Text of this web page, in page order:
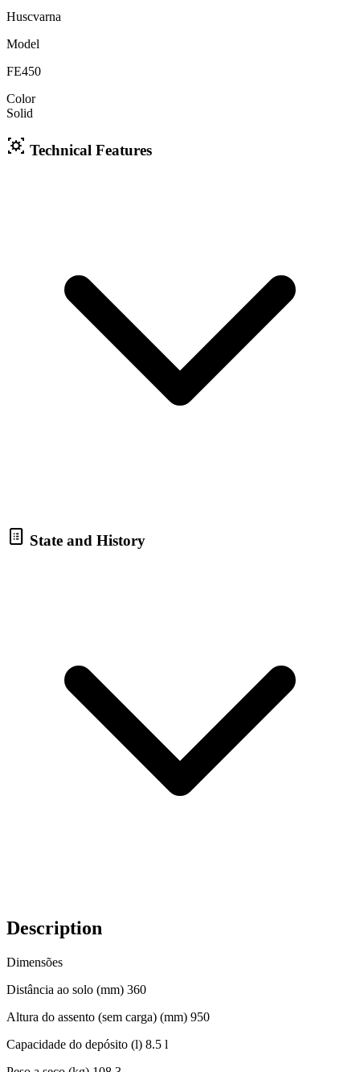
Huscvarna
Model
FE450
Color
Solid
Technical Features
State and History
Description
Dimensões
Distância ao solo (mm) 360
Altura do assento (sem carga) (mm) 950
Capacidade do depósito (l) 8.5 l